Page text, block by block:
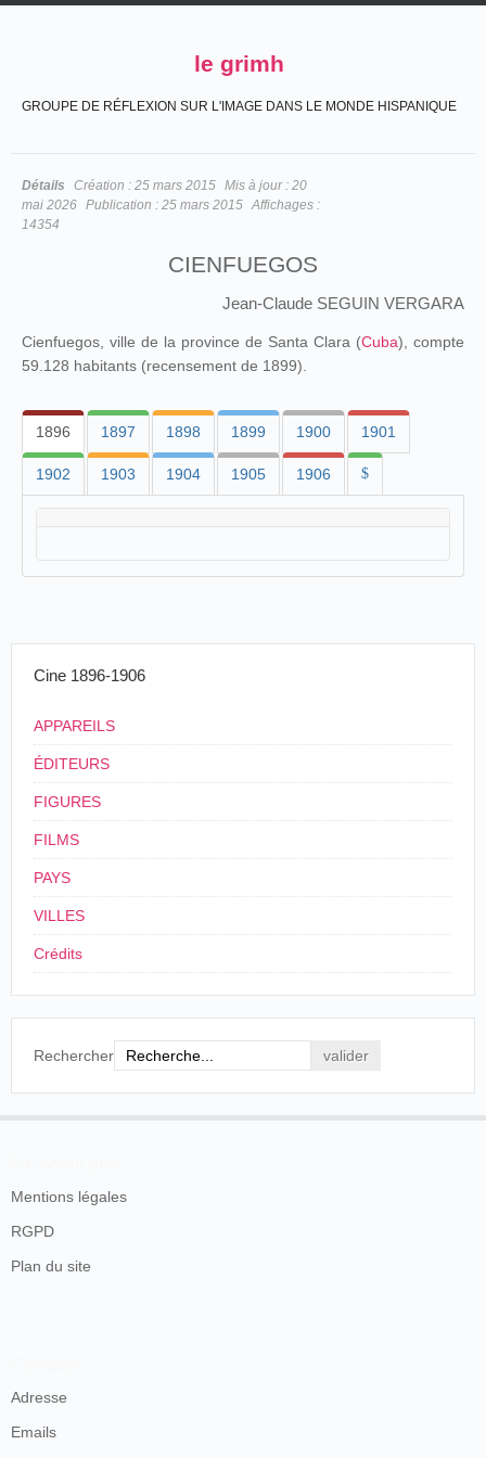
le grimh
GROUPE DE RÉFLEXION SUR L'IMAGE DANS LE MONDE HISPANIQUE
Détails Création : 25 mars 2015 Mis à jour : 20
mai 2026 Publication : 25 mars 2015 Affichages :
14354
CIENFUEGOS
Jean-Claude SEGUIN VERGARA
Cienfuegos, ville de la province de Santa Clara (Cuba), compte
59.128 habitants (recensement de 1899).
1896 1897 1898 1899 1900 1901
1902 1903 1904 1905 1906 $
Cine 1896-1906
APPAREILS
ÉDITEURS
FIGURES
FILMS
PAYS
VILLES
Crédits
Rechercher
Mentions légales
RGPD
Plan du site
Adresse
Emails